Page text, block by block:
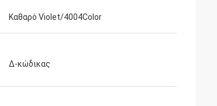
Καθαρό Violet/4004Color
Δ-κώδικας